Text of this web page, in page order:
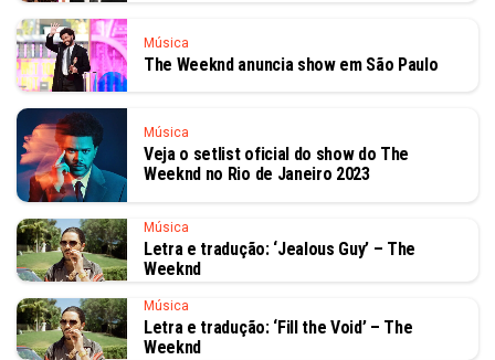
Música
The Weeknd anuncia show em São Paulo
Música
Veja o setlist oficial do show do The
Weeknd no Rio de Janeiro 2023
Música
Letra e tradução: ‘Jealous Guy’ – The
Weeknd
Música
Letra e tradução: ‘Fill the Void’ – The
Weeknd